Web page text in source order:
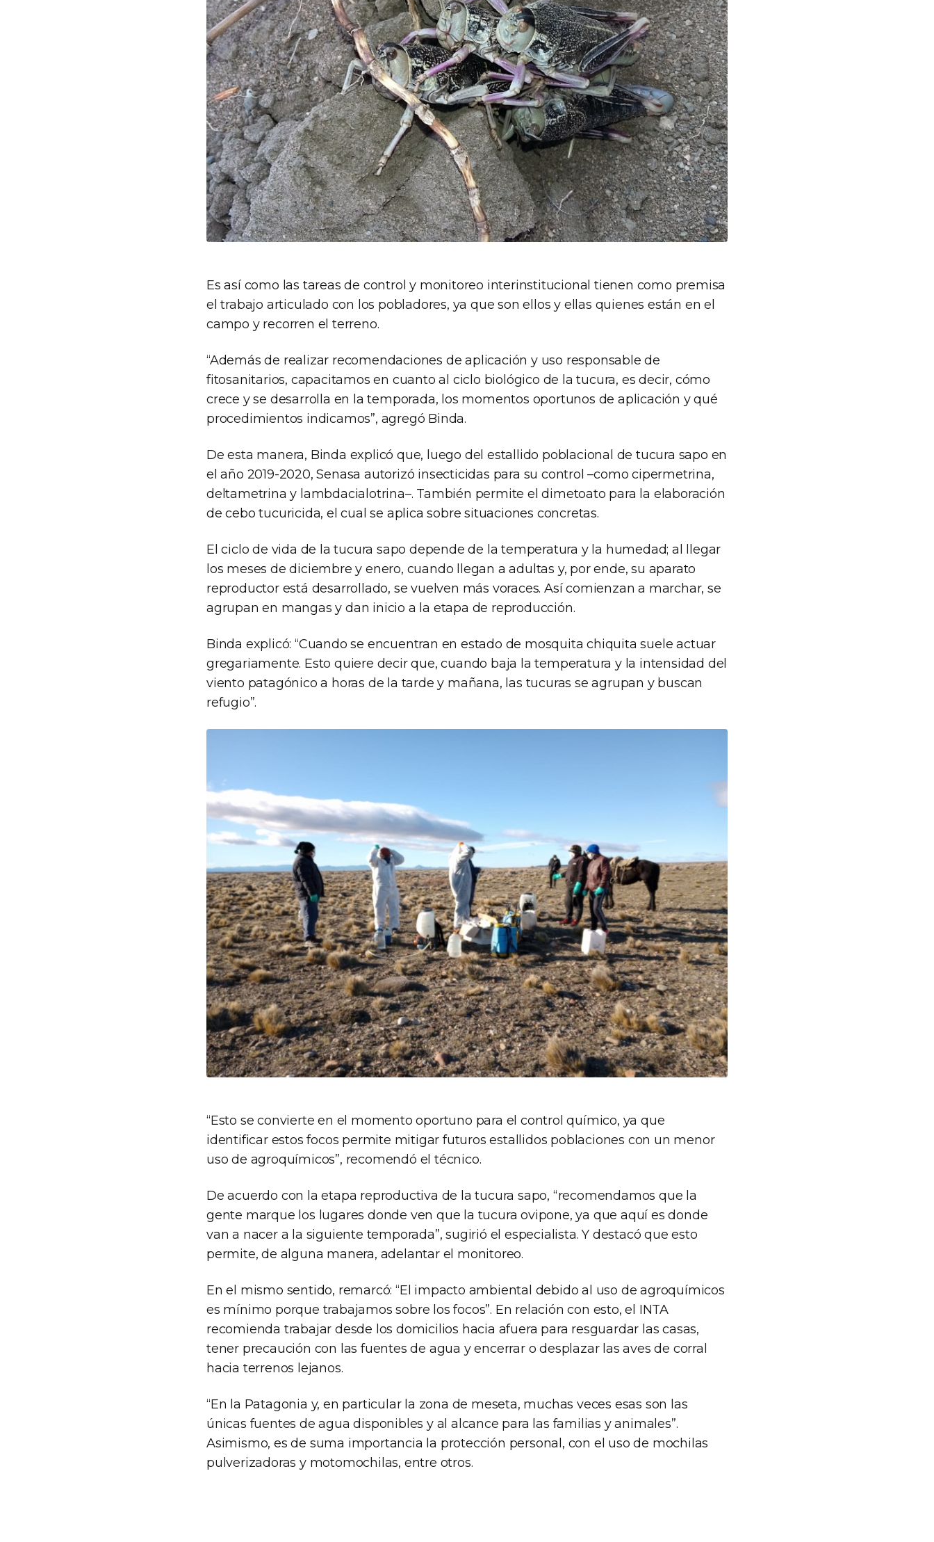
Es así como las tareas de control y monitoreo interinstitucional tienen como premisa
el trabajo articulado con los pobladores, ya que son ellos y ellas quienes están en el
campo y recorren el terreno.
“Además de realizar recomendaciones de aplicación y uso responsable de
fitosanitarios, capacitamos en cuanto al ciclo biológico de la tucura, es decir, cómo
crece y se desarrolla en la temporada, los momentos oportunos de aplicación y qué
procedimientos indicamos”, agregó Binda.
De esta manera, Binda explicó que, luego del estallido poblacional de tucura sapo en
el año 2019-2020, Senasa autorizó insecticidas para su control –como cipermetrina,
deltametrina y lambdacialotrina–. También permite el dimetoato para la elaboración
de cebo tucuricida, el cual se aplica sobre situaciones concretas.
El ciclo de vida de la tucura sapo depende de la temperatura y la humedad; al llegar
los meses de diciembre y enero, cuando llegan a adultas y, por ende, su aparato
reproductor está desarrollado, se vuelven más voraces. Así comienzan a marchar, se
agrupan en mangas y dan inicio a la etapa de reproducción.
Binda explicó: “Cuando se encuentran en estado de mosquita chiquita suele actuar
gregariamente. Esto quiere decir que, cuando baja la temperatura y la intensidad del
viento patagónico a horas de la tarde y mañana, las tucuras se agrupan y buscan
refugio”.
“Esto se convierte en el momento oportuno para el control químico, ya que
identificar estos focos permite mitigar futuros estallidos poblaciones con un menor
uso de agroquímicos”, recomendó el técnico.
De acuerdo con la etapa reproductiva de la tucura sapo, “recomendamos que la
gente marque los lugares donde ven que la tucura ovipone, ya que aquí es donde
van a nacer a la siguiente temporada”, sugirió el especialista. Y destacó que esto
permite, de alguna manera, adelantar el monitoreo.
En el mismo sentido, remarcó: “El impacto ambiental debido al uso de agroquímicos
es mínimo porque trabajamos sobre los focos”. En relación con esto, el INTA
recomienda trabajar desde los domicilios hacia afuera para resguardar las casas,
tener precaución con las fuentes de agua y encerrar o desplazar las aves de corral
hacia terrenos lejanos.
“En la Patagonia y, en particular la zona de meseta, muchas veces esas son las
únicas fuentes de agua disponibles y al alcance para las familias y animales”.
Asimismo, es de suma importancia la protección personal, con el uso de mochilas
pulverizadoras y motomochilas, entre otros.